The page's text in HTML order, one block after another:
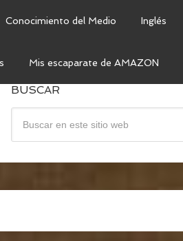
Conocimiento del Medio Inglés
Mis escaparate de AMAZON
BUSCAR